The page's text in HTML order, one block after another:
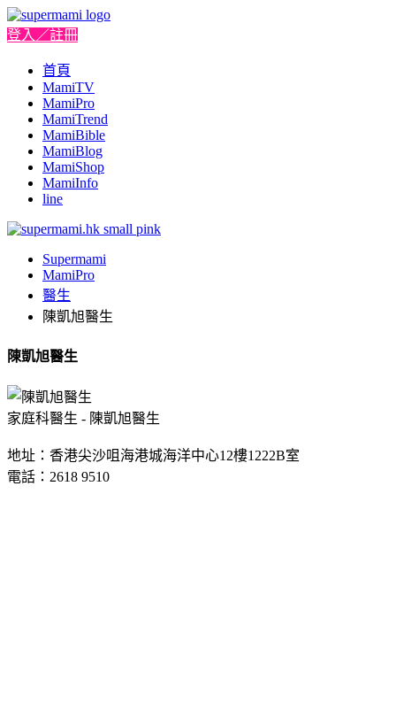
登入／註冊
首頁
MamiTV
MamiPro
MamiTrend
MamiBible
MamiBlog
MamiShop
MamiInfo
line
Supermami
MamiPro
醫生
陳凱旭醫生
陳凱旭醫生
家庭科醫生 - 陳凱旭醫生
地址：香港尖沙咀海港城海洋中心12樓1222B室
電話：2618 9510